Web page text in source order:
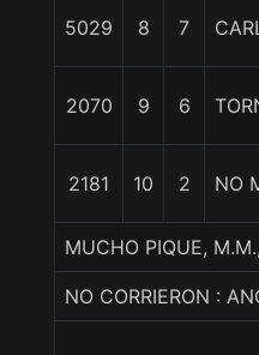
5029 8 7
2070 9 6
2181 10 2 NO
MUCHO PIQUE,
NO CORRIERON :